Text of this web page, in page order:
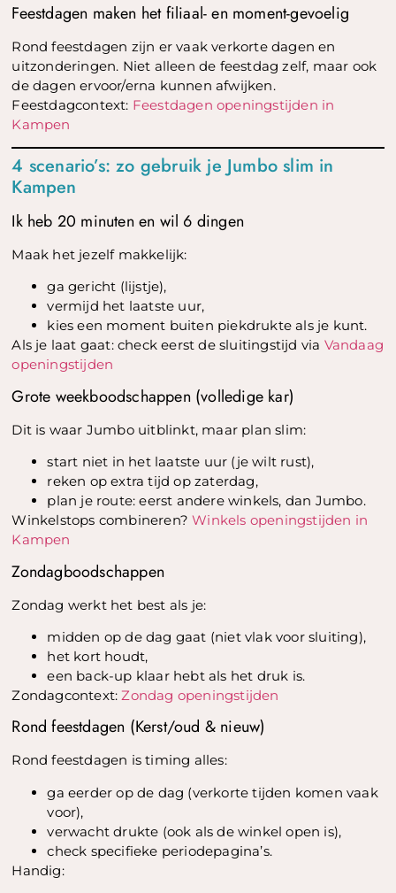
Feestdagen maken het filiaal- en moment-gevoelig
Rond feestdagen zijn er vaak verkorte dagen en
uitzonderingen. Niet alleen de feestdag zelf, maar ook
de dagen ervoor/erna kunnen afwijken.
Feestdagcontext: Feestdagen openingstijden in
Kampen
4 scenario’s: zo gebruik je Jumbo slim in
Kampen
Ik heb 20 minuten en wil 6 dingen
Maak het jezelf makkelijk:
ga gericht (lijstje),
vermijd het laatste uur,
kies een moment buiten piekdrukte als je kunt.
Als je laat gaat: check eerst de sluitingstijd via Vandaag
openingstijden
Grote weekboodschappen (volledige kar)
Dit is waar Jumbo uitblinkt, maar plan slim:
start niet in het laatste uur (je wilt rust),
reken op extra tijd op zaterdag,
plan je route: eerst andere winkels, dan Jumbo.
Winkelstops combineren?Winkels openingstijden in
Kampen
Zondagboodschappen
Zondag werkt het best als je:
midden op de dag gaat (niet vlak voor sluiting),
het kort houdt,
een back-up klaar hebt als het druk is.
Zondagcontext:Zondag openingstijden
Rond feestdagen (Kerst/oud & nieuw)
Rond feestdagen is timing alles:
ga eerder op de dag (verkorte tijden komen vaak
voor),
verwacht drukte (ook als de winkel open is),
check specifieke periodepagina’s.
Handig: